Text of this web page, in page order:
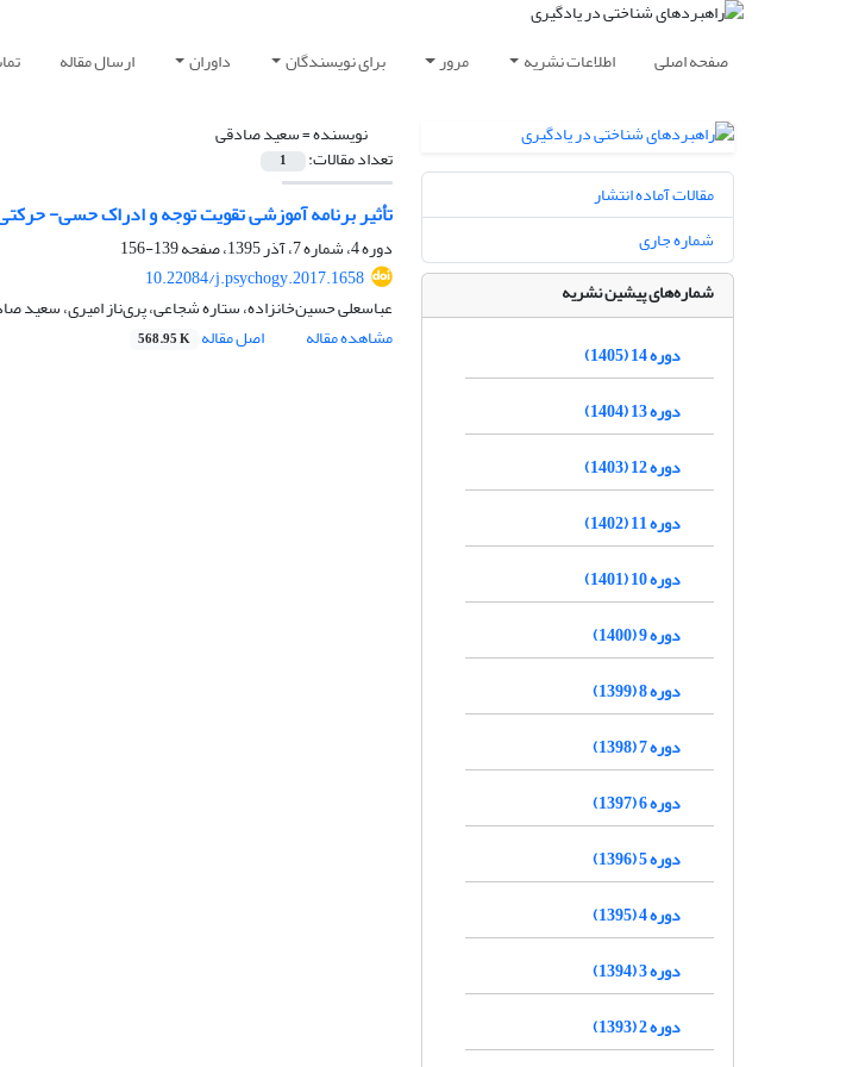
صفحه اصلی اطلاعات نشریه مرور برای نویسندگان داوران ارسال مقاله
نویسنده =سعید صادقی
تعداد مقالات: 1
تأثیر برنامه آموزشی تقویت توجه و ادراک حسی-
دوره 4، شماره 7، آذر 1395، صفحه
139-156
10.22084/j.psychogy.2017.1658
عباسعلی حسین‌خانزاده، ستاره شجاعی، پری‌ناز امیری، سعید
مشاهده مقاله
اصل مقاله 568.95 K
مقالات آماده انتشار
شماره جاری
شماره‌های پیشین نشریه
دوره 14 (1405)
دوره 13 (1404)
دوره 12 (1403)
دوره 11 (1402)
دوره 10 (1401)
دوره 9 (1400)
دوره 8 (1399)
دوره 7 (1398)
دوره 6 (1397)
دوره 5 (1396)
دوره 4 (1395)
دوره 3 (1394)
دوره 2 (1393)